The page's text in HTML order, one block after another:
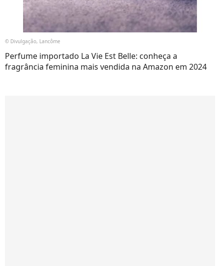
© Divulgação, Lancôme
Perfume importado La Vie Est Belle: conheça a
fragrância feminina mais vendida na Amazon em 2024